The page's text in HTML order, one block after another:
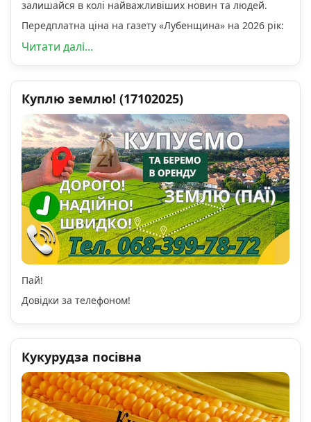
залишайся в колі найважливіших новин та людей.
Передплатна ціна на газету «Лубенщина» на 2026 рік:
Читати далі...
Куплю землю! (17102025)
Пай!
Довідки за телефоном!
Кукурудза посівна